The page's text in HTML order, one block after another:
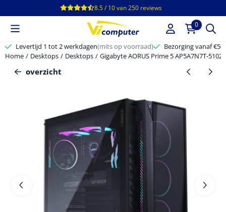
Cookievoorkeuren zijn beschikbaar. Kies instellingen of sta alle
8.5 / 10van250reviews
0
Levertijd 1 tot 2 werkdagen(mits op voorraad)
Bezorging vanaf
Home / Desktops / Desktops / Gigabyte AORUS Prime 5 AP5A7N7T-5102
overzicht